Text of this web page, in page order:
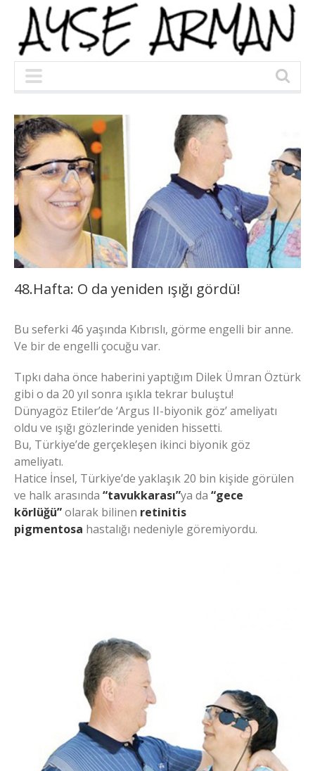
48.Hafta: O da yeniden ışığı gördü!
Bu seferki 46 yaşında Kıbrıslı, görme engelli bir anne.
Ve bir de engelli çocuğu var.
Tıpkı daha önce haberini yaptığım Dilek Ümran Öztürk
gibi o da 20 yıl sonra ışıkla tekrar buluştu!
Dünyagöz Etiler’de ‘Argus II-biyonik göz’ ameliyatı
oldu ve ışığı gözlerinde yeniden hissetti.
Bu, Türkiye’de gerçekleşen ikinci biyonik göz
ameliyatı.
Hatice İnsel, Türkiye’de yaklaşık 20 bin kişide görülen
ve halk arasında “tavukkarası”ya da “gece
körlüğü”olarak bilinen retinitis
pigmentosa hastalığı nedeniyle göremiyordu.